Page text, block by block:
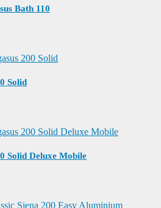
Bath 110
Solid
Solid Deluxe Mobile